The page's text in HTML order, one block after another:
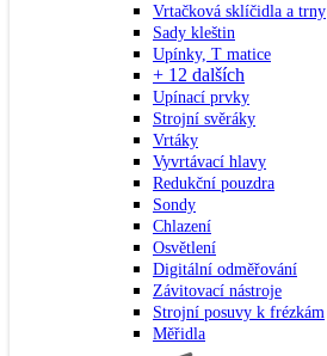
Vrtačková sklíčidla a trny
Sady kleštin
Upínky, T matice
+ 12 dalších
Upínací prvky
Strojní svěráky
Vrtáky
Vyvrtávací hlavy
Redukční pouzdra
Sondy
Chlazení
Osvětlení
Digitální odměřování
Závitovací nástroje
Strojní posuvy k frézkám
Měřidla